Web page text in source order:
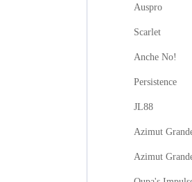
Auspro
Scarlet
Anche No!
Persistence
JL88
Azimut
Azimut